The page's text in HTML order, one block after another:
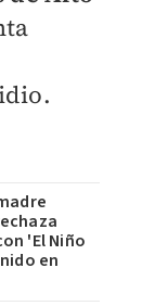
'El Niño
en